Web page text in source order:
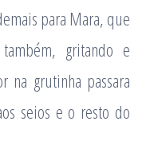
para Mara, que
gritando e
na grutinha passara
seios e o resto do